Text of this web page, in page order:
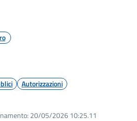
Autorizzazioni
20/05/2026 10:25.11